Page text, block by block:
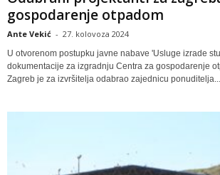
gospodarenje otpadom
Ante Vekić - 27. kolovoza 2024
U otvorenom postupku javne nabave 'Usluge izrade
dokumentacije za izgradnju Centra za gospodarenje
Zagreb je za izvršitelja odabrao zajednicu ponuditelja...